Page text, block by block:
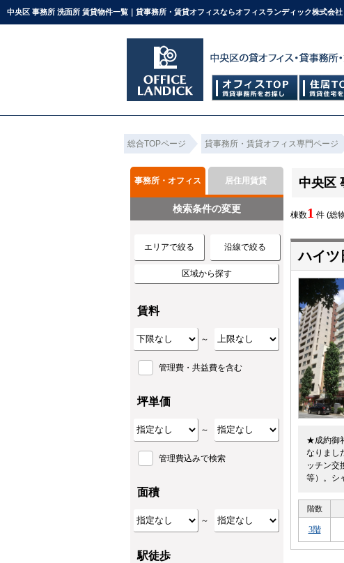
中央区 事務所 洗面所 賃貸物件一覧｜貸事務所・賃貸オフィスならオフィスランディック株式会社
総合TOPページ 貸事務所・賃貸オフィス専門ページ
中央区
棟数1 件 (総
ハイツ
★成約御
なりまし
ッチン交
等）。シ
階数
3階
事務所・オフィス 居住用賃貸
検索条件の変更
エリアで絞る 沿線で絞る
区域から探す
賃料
～
管理費・共益費を含む
坪単価
～
管理費込みで検索
面積
～
駅徒歩